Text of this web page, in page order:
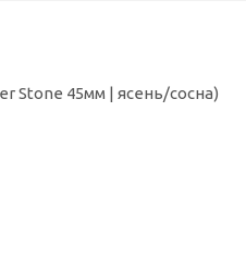
Super Stonе 45мм |